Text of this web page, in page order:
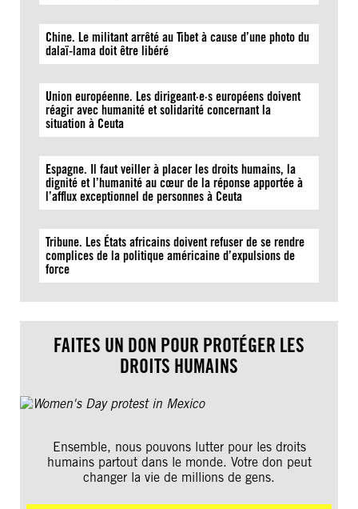
Chine. Le militant arrêté au Tibet à cause d’une photo du
dalaï-lama doit être libéré
Union européenne. Les dirigeant·e·s européens doivent
réagir avec humanité et solidarité concernant la
situation à Ceuta
Espagne. Il faut veiller à placer les droits humains, la
dignité et l’humanité au cœur de la réponse apportée à
l’afflux exceptionnel de personnes à Ceuta
Tribune. Les États africains doivent refuser de se rendre
complices de la politique américaine d’expulsions de
force
FAITES UN DON POUR PROTÉGER LES
DROITS HUMAINS
Ensemble, nous pouvons lutter pour les droits
humains partout dans le monde. Votre don peut
changer la vie de millions de gens.